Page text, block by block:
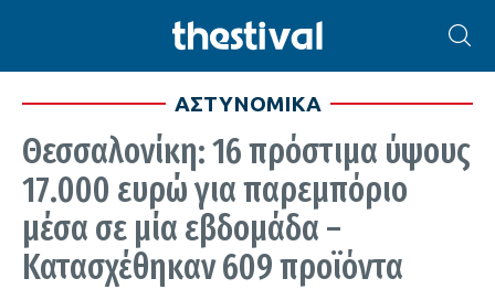
ΑΣΤΥΝΟΜΙΚΑ
Θεσσαλονίκη: 16 πρόστιμα ύψους
17.000 ευρώ για παρεμπόριο
μέσα σε μία εβδομάδα –
Κατασχέθηκαν 609 προϊόντα